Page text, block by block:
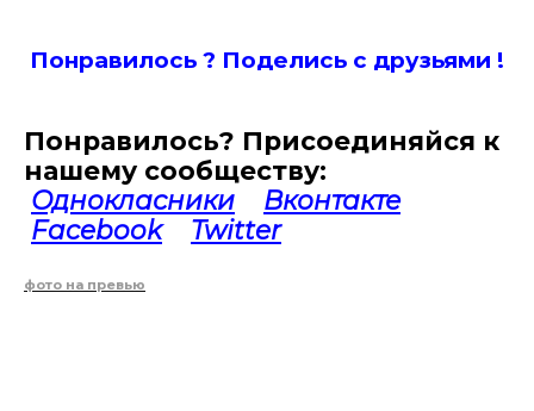
Понравилось ? Поделись с друзьями !
Понравилось? Присоединяйся к
нашему сообществу:
Однокласники
Вконтакте
Facebook
Twitter
фото на превью